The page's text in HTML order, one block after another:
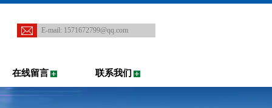
E-mail: 1571672799@qq.com
在线留言 联系我们